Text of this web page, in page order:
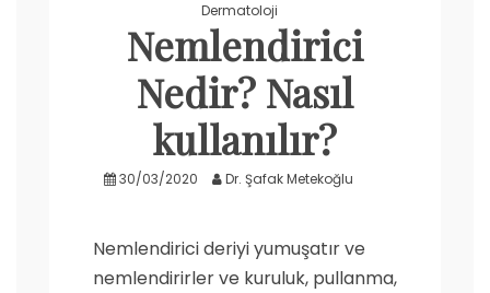
Dermatoloji
Nemlendirici
Nedir? Nasıl
kullanılır?
30/03/2020 Dr. Şafak Metekoğlu
Nemlendirici deriyi yumuşatır ve
nemlendirirler ve kuruluk, pullanma,